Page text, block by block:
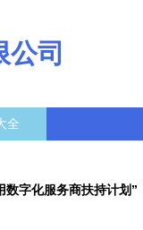
司
全
数字化服务商扶持计划”